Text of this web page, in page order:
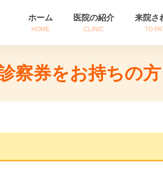
ホーム
HOME
医院の紹介
CLINIC
診療時間・アクセス
来院さ
TO
診察券をお
察券をお持ちの方